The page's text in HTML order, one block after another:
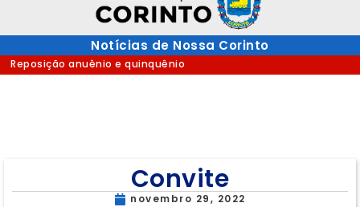
Notícias de Nossa Corinto
Reposição anuênio e quinquênio
Convite
novembro 29, 2022